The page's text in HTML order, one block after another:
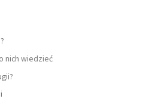
nich wiedzieć